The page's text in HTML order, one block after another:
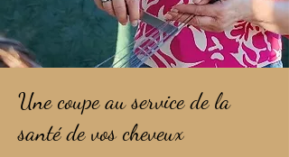
Une coupe au service de la
santé de vos cheveux